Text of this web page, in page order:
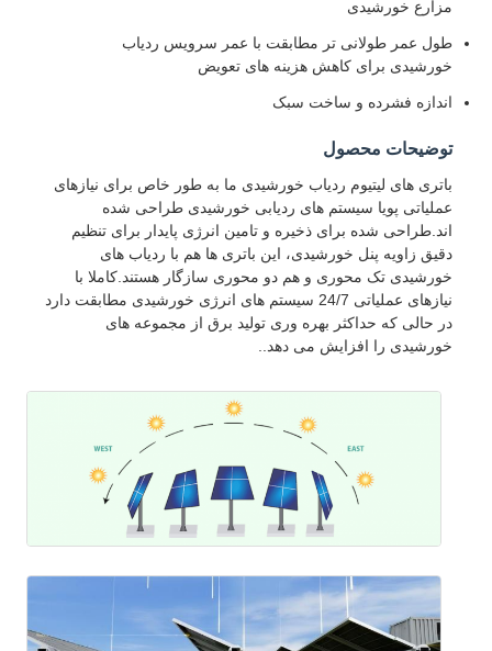
مزارع خورشیدی
طول عمر طولانی تر مطابقت با عمر سرویس ردیاب
خورشیدی برای کاهش هزینه های تعویض
اندازه فشرده و ساخت سبک
توضیحات محصول
باتری های لیتیوم ردیاب خورشیدی ما به طور خاص برای نیازهای
عملیاتی پویا سیستم های ردیابی خورشیدی طراحی شده
اند.طراحی شده برای ذخیره و تامین انرژی پایدار برای تنظیم
دقیق زاویه پنل خورشیدی، این باتری ها هم با ردیاب های
خورشیدی تک محوری و هم دو محوری سازگار هستند.کاملا با
نیازهای عملیاتی 24/7 سیستم های انرژی خورشیدی مطابقت دارد
در حالی که حداکثر بهره وری تولید برق از مجموعه های
خورشیدی را افزایش می دهد..